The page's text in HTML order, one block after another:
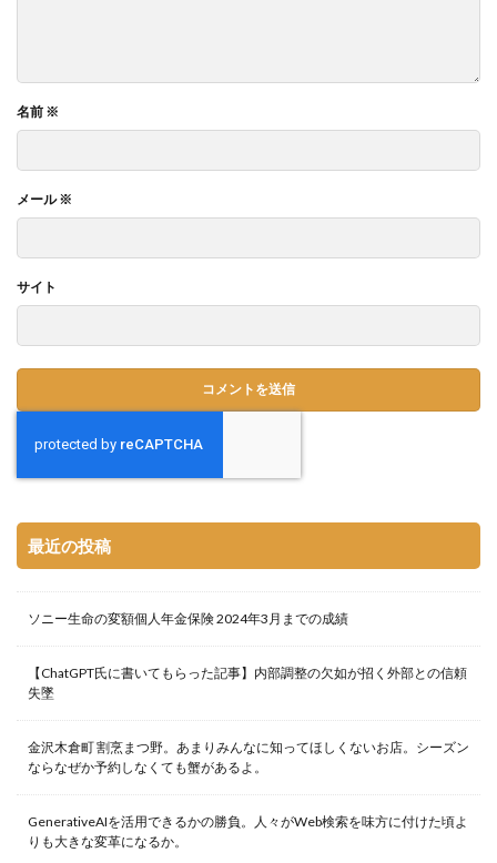
名前 ※
メール※
サイト
最近の投稿
ソニー生命の変額個人年金保険 2024年3月までの成績
【ChatGPT氏に書いてもらった記事】内部調整の欠如が招く外部との信頼
失墜
金沢木倉町 割烹まつ野。あまりみんなに知ってほしくないお店。シーズン
ならなぜか予約しなくても蟹があるよ。
GenerativeAIを活用できるかの勝負。人々がWeb検索を味方に付けた頃よ
りも大きな変革になるか。